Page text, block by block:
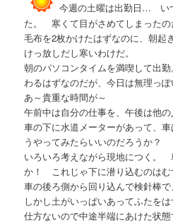
今週の土曜は出勤日… い
た。 寒くて目がさめてしまった
毛布を2枚かけたはずなのに、朝
けっ放しだし寒いわけだ。
朝のパソコンタイムを満喫して出
わるはずなのだが、今日は無理っぽ
あ～貴重な時間が～
午前中は自分の仕事を、午後は他の
車の下に水道メーターがあって、
うやってみたらいいのだろうか？
いろいろ考えながら現地につく。
か！ これじゃ下に潜り込むのはむ
車の後ろ側から回り込んで検針棒
しかし土がいっぱいあってふたをは
仕方ないので中途半端にあけた状